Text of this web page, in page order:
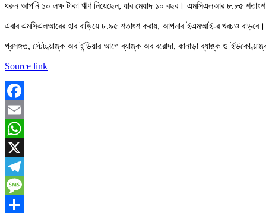
ধরুন আপনি ১০ লক্ষ টাকা ঋণ নিয়েছেন, যার মেয়াদ ১০ বছর। এমসিএলআর ৮.৮৫
এবার এমসিএলআরের হার বাড়িয়ে ৮.৯৫ শতাংশ করায়, আপনার ইএমআই-র খরচও
প্রসঙ্গত, স্টেট ব্য়াঙ্ক অব ইন্ডিয়ার আগে ব্যাঙ্ক অব বরোদা, কানাড়া ব্যাঙ্ক ও ইউকো
Source link
Facebook
Email
WhatsApp
X
Telegram
Message